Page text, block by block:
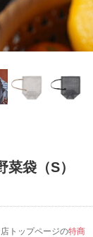
袋（S）
トップページの特商